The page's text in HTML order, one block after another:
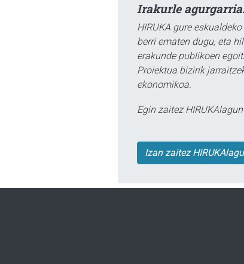
Irakurle agurgarria:
HIRUKA gure
berri ematen dugu, eta
erakunde publikoen
Proiektua bizirik
ekonomikoa.
Egin zaitez
Izan zaitez